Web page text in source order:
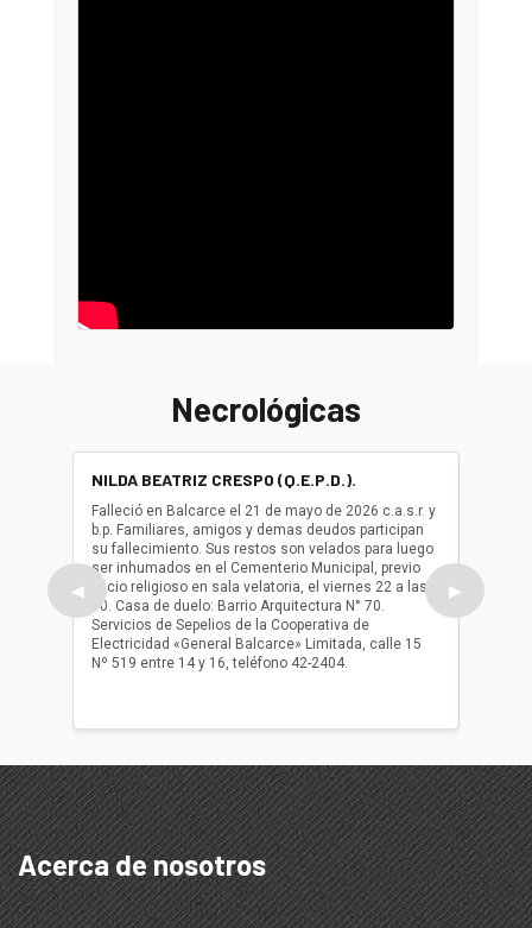
Necrológicas
◀
NILDA BEATRIZ CRESPO (Q.E.P.D.).
Falleció en Balcarce el 21 de mayo de 2026 c.a.s.r. y
b.p. Familiares, amigos y demas deudos participan
su fallecimiento. Sus restos son velados para luego
ser inhumados en el Cementerio Municipal, previo
oficio religioso en sala velatoria, el viernes 22 a las
10. Casa de duelo: Barrio Arquitectura N° 70.
Servicios de Sepelios de la Cooperativa de
Electricidad «General Balcarce» Limitada, calle 15
Nº 519 entre 14 y 16, teléfono 42-2404.
ser
oficio
▶
Acerca de nosotros